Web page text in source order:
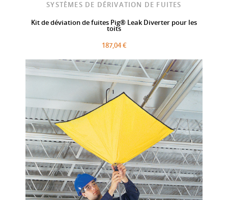
SYSTÈMES DE DÉRIVATION DE FUITES
Kit de déviation de fuites Pig® Leak Diverter pour les
toits
187,04 €